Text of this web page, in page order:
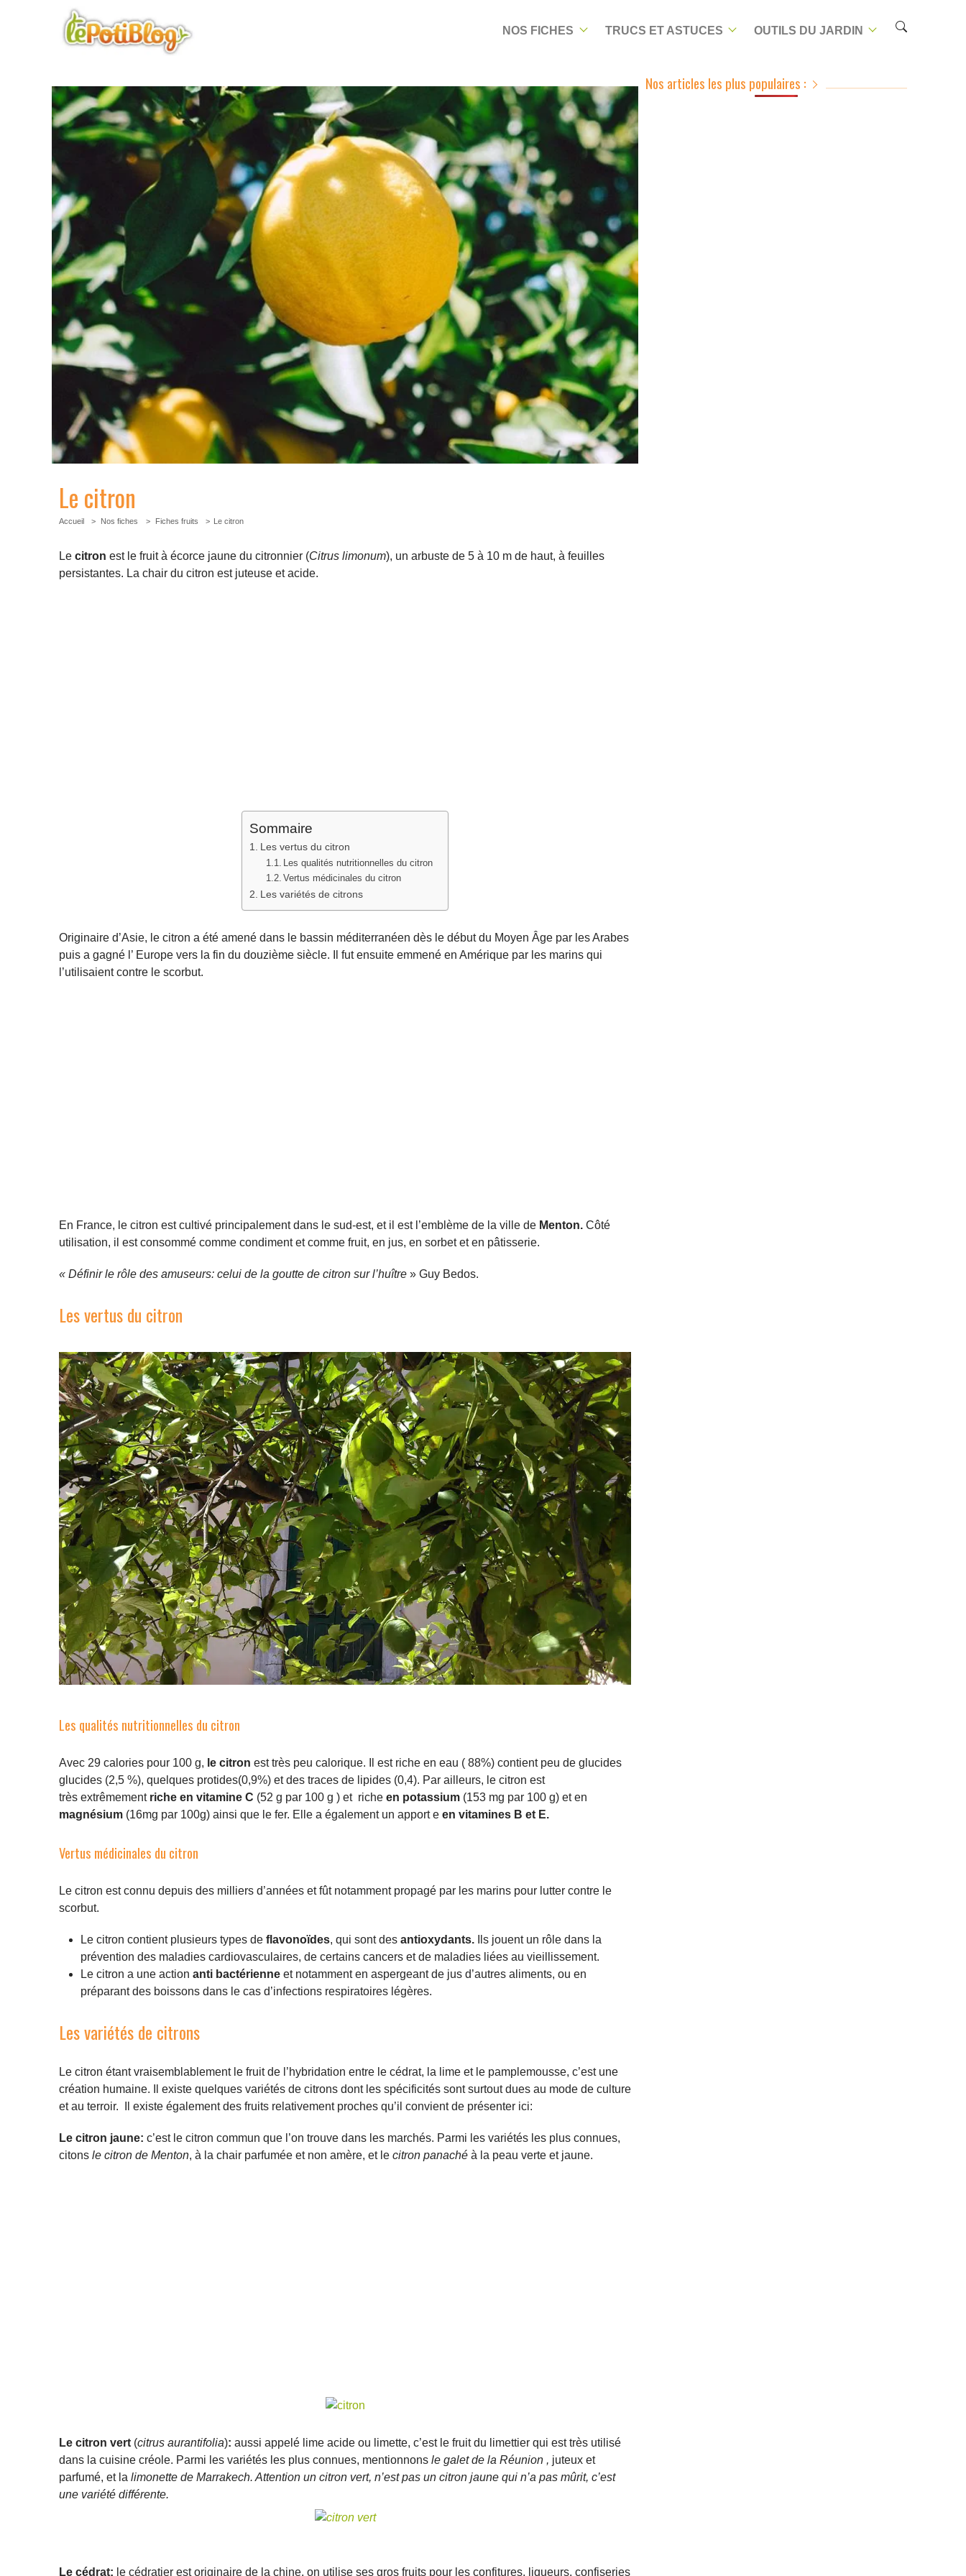
NOS FICHES TRUCS ET ASTUCES OUTILS DU JARDIN
Le citron
Accueil Nos fiches Fiches fruits Le citron
Le citron est le fruit à écorce jaune du citronnier (Citrus limonum), un arbuste de 5 à 10 m de haut, à feuilles
persistantes. La chair du citron est juteuse et acide.
Sommaire
Les vertus du citron
Les qualités nutritionnelles du citron
Vertus médicinales du citron
Les variétés de citrons
Originaire d’Asie, le citron a été amené dans le bassin méditerranéen dès le début du Moyen Âge par les Arabes
puis a gagné l’ Europe vers la fin du douzième siècle. Il fut ensuite emmené en Amérique par les marins qui
l’utilisaient contre le scorbut.
En France, le citron est cultivé principalement dans le sud-est, et il est l’emblème de la ville de Menton. Côté
utilisation, il est consommé comme condiment et comme fruit, en jus, en sorbet et en pâtisserie.
« Définir le rôle des amuseurs: celui de la goutte de citron sur l’huître » Guy Bedos.
Les vertus du citron
Les qualités nutritionnelles du citron
Avec 29 calories pour 100 g, le citron est très peu calorique. Il est riche en eau ( 88%) contient peu de glucides
glucides (2,5 %), quelques protides(0,9%) et des traces de lipides (0,4). Par ailleurs, le citron est
très extrêmement riche en vitamine C (52 g par 100 g ) et riche en potassium (153 mg par 100 g) et en
magnésium (16mg par 100g) ainsi que le fer. Elle a également un apport e en vitamines B et E.
Vertus médicinales du citron
Le citron est connu depuis des milliers d’années et fût notamment propagé par les marins pour lutter contre le
scorbut.
Le citron contient plusieurs types de flavonoïdes, qui sont des antioxydants.
Ils jouent un rôle dans la
prévention des maladies cardiovasculaires, de certains cancers et de maladies liées au vieillissement.
Le citron a une action anti bactérienne et notamment en aspergeant de jus d’autres aliments, ou en
préparant des boissons dans le cas d’infections respiratoires légères.
Les variétés de citrons
Le citron étant vraisemblablement le fruit de l’hybridation entre le cédrat, la lime et le pamplemousse, c’est une
création humaine. Il existe quelques variétés de citrons dont les spécificités sont surtout dues au mode de culture
et au terroir. Il existe également des fruits relativement proches qu’il convient de présenter ici:
Le citron jaune: c’est le citron commun que l’on trouve dans les marchés. Parmi les variétés les plus connues,
citons le citron de Menton, à la chair parfumée et non amère, et le citron panaché à la peau verte et jaune.
( )
aussi appelé lime acide ou limette, c’est le fruit du limettier qui est très utilisé
dans la cuisine créole. Parmi les variétés les plus connues, mentionnons
le galet de la Réunion ,juteux et
parfumé, et la
limonette de Marrakech. Attention un citron vert, n’est pas un citron jaune qui n’a pas mûrit, c’est
Nos articles les plus populaires :